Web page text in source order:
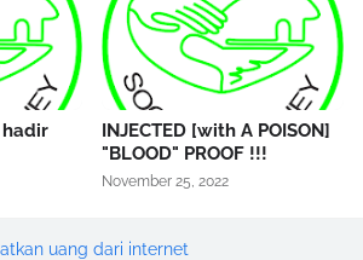
hadir
INJECTED [with A POISON]
"BLOOD" PROOF !!!
November 25, 2022
uang dari internet